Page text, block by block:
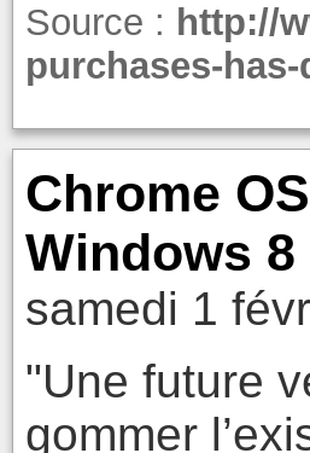
Source : http://
purchases-
Chrome
Windows 8
samedi 1
"Une future
gommer